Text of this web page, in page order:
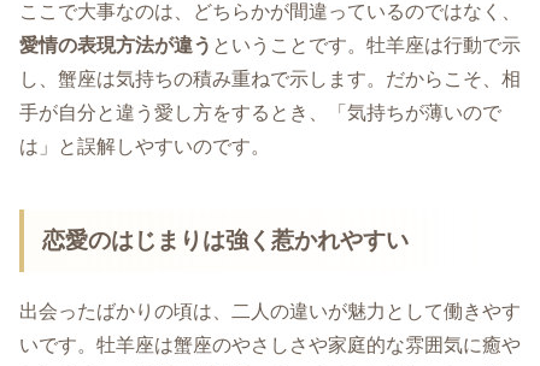
ここで大事なのは、どちらかが間違っているのではなく、
愛情の表現方法が違う ということです。牡羊座は行動で示
し、蟹座は気持ちの積み重ねで示します。だからこそ、相
手が自分と違う愛し方をするとき、「気持ちが薄いので
は」と誤解しやすいのです。
恋愛のはじまりは強く惹かれやすい
出会ったばかりの頃は、二人の違いが魅力として働きやす
いです。牡羊座は蟹座のやさしさや家庭的な雰囲気に癒や